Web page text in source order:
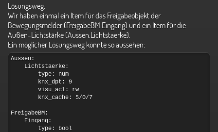
Lösungsweg:
Wir haben einmal ein Item für das Freigabeobjekt der
Bewegungsmelder (FreigabeBM.Eingang) und ein Item für die
Außen-Lichtstärke (Aussen.Lichtstaerke).
Ein möglicher Lösungsweg könnte so aussehen: